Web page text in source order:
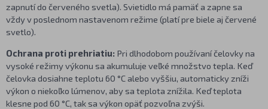
zapnutí do červeného svetla). Svietidlo má pamäť a zapne sa
vždy v poslednom nastavenom režime (platí pre biele aj červené
svetlo).
Ochrana proti prehriatiu: Pri dlhodobom používaní čelovky na
vysoké režimy výkonu sa akumuluje veľké množstvo tepla. Keď
čelovka dosiahne teplotu 60 °C alebo vyššiu, automaticky zníži
výkon o niekoľko lúmenov, aby sa teplota znížila. Keď teplota
klesne pod 60 °C, tak sa výkon opäť pozvoľna zvýši.